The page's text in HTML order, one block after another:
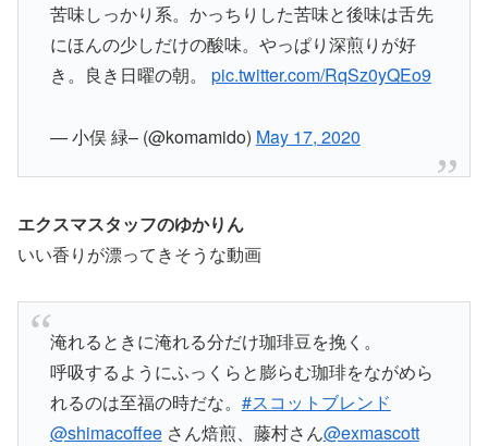
苦味しっかり系。かっちりした苦味と後味は舌先
にほんの少しだけの酸味。やっぱり深煎りが好
き。良き日曜の朝。 pic.twitter.com/RqSz0yQEo9
— 小俣 緑– (@komamido) May 17, 2020
エクスマスタッフのゆかりん
いい香りが漂ってきそうな動画
淹れるときに淹れる分だけ珈琲豆を挽く。
呼吸するようにふっくらと膨らむ珈琲をながめら
れるのは至福の時だな。 #スコットブレンド
@shimacoffeeさん焙煎、藤村さん@exmascott